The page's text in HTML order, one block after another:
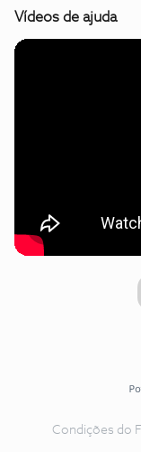
Vídeos de ajuda
Condições do